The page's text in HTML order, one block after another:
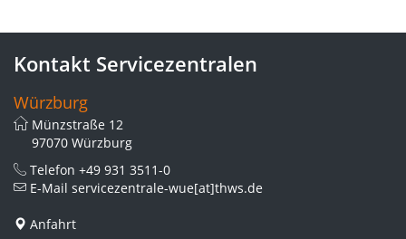
Kontakt Servicezentralen
Würzburg
Münzstraße 12
97070 Würzburg
Telefon +49 931 3511-0
E-Mail servicezentrale-wue[at]thws.de
Anfahrt